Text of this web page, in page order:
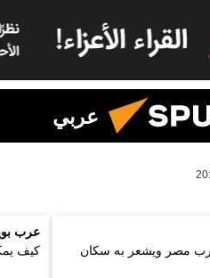
عربي
درجة يضرب مصر ويشعر به سكان
عرب
كيف